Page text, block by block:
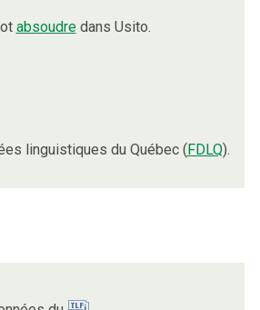
absoudredans Usito.
linguistiques du Québec (FDLQ).